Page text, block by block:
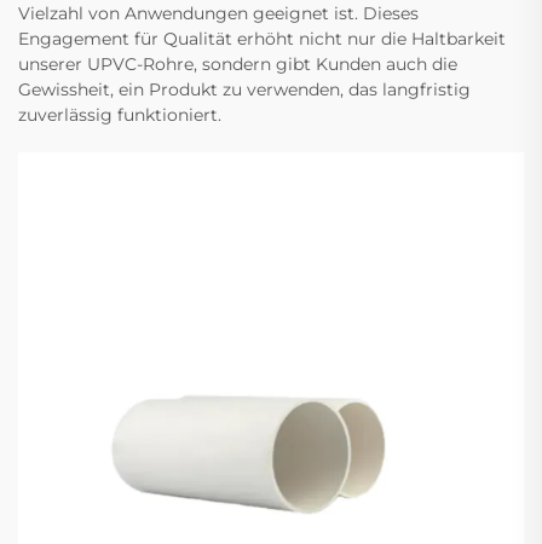
Vielzahl von Anwendungen geeignet ist. Dieses
Engagement für Qualität erhöht nicht nur die Haltbarkeit
unserer UPVC-Rohre, sondern gibt Kunden auch die
Gewissheit, ein Produkt zu verwenden, das langfristig
zuverlässig funktioniert.